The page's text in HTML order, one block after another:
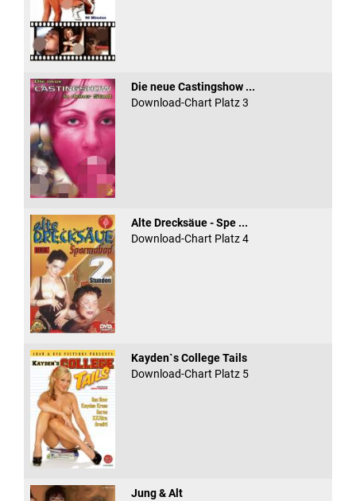
Die neue Castingshow ...
Download-Chart Platz 3
Alte Drecksäue - Spe ...
Download-Chart Platz 4
Kayden`s College Tails
Download-Chart Platz 5
Jung & Alt